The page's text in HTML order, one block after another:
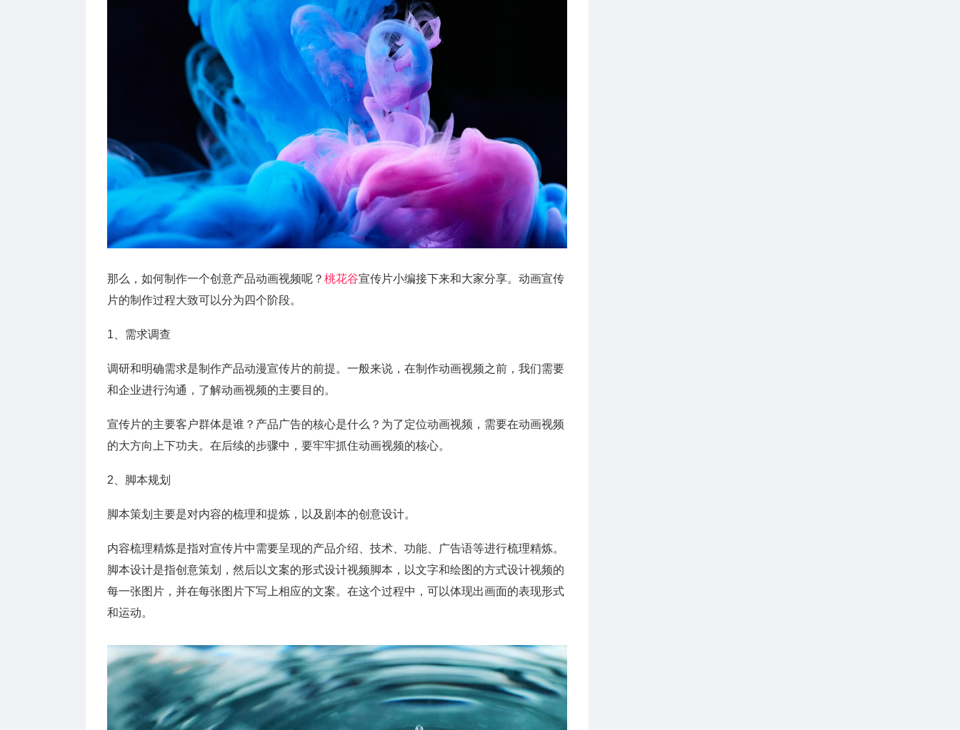
那么，如何制作一个创意产品动画视频呢？ 桃花谷宣传片小编接下来和大家分享。动画宣传
片的制作过程大致可以分为四个阶段。
1、需求调查
调研和明确需求是制作产品动漫宣传片的前提。一般来说，在制作动画视频之前，我们需要
和企业进行沟通，了解动画视频的主要目的。
宣传片的主要客户群体是谁？产品广告的核心是什么？为了定位动画视频，需要在动画视频
的大方向上下功夫。在后续的步骤中，要牢牢抓住动画视频的核心。
2、脚本规划
脚本策划主要是对内容的梳理和提炼，以及剧本的创意设计。
内容梳理精炼是指对宣传片中需要呈现的产品介绍、技术、功能、广告语等进行梳理精炼。
脚本设计是指创意策划，然后以文案的形式设计视频脚本，以文字和绘图的方式设计视频的
每一张图片，并在每张图片下写上相应的文案。在这个过程中，可以体现出画面的表现形式
和运动。